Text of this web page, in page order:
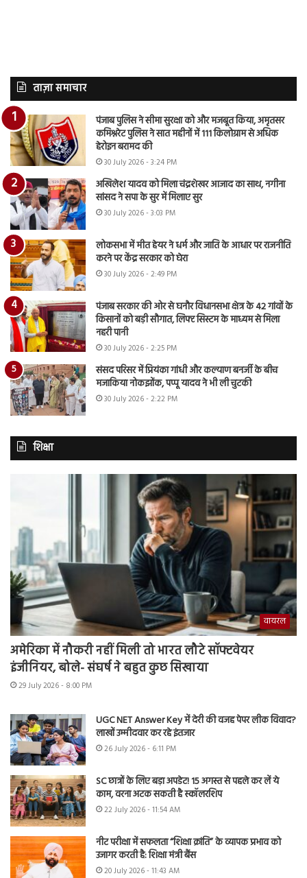
ताज़ा समाचार
पंजाब पुलिस ने सीमा सुरक्षा को और मजबूत किया, अमृतसर
कमिश्नरेट पुलिस ने सात महीनों में 111 किलोग्राम से अधिक
हेरोइन बरामद की
30 July 2026 - 3:24 PM
अखिलेश यादव को मिला चंद्रशेखर आजाद का साथ, नगीना
सांसद ने सपा के सुर में मिलाए सुर
30 July 2026 - 3:03 PM
लोकसभा में मीत हेयर ने धर्म और जाति के आधार पर राजनीति
करने पर केंद्र सरकार को घेरा
30 July 2026 - 2:49 PM
पंजाब सरकार की ओर से घनौर विधानसभा क्षेत्र के 42 गांवों के
किसानों को बड़ी सौगात, लिफ्ट सिस्टम के माध्यम से मिला
नहरी पानी
30 July 2026 - 2:25 PM
संसद परिसर में प्रियंका गांधी और कल्याण बनर्जी के बीच
मजाकिया नोकझोंक, पप्पू यादव ने भी ली चुटकी
30 July 2026 - 2:22 PM
शिक्षा
वायरल
अमेरिका में नौकरी नहीं मिली तो भारत लौटे सॉफ्टवेयर
इंजीनियर, बोले- संघर्ष ने बहुत कुछ सिखाया
29 July 2026 - 8:00 PM
UGC NET Answer Key में देरी की वजह पेपर लीक विवाद?
लाखों उम्मीदवार कर रहे इंतजार
26 July 2026 - 6:11 PM
SC छात्रों के लिए बड़ा अपडेट! 15 अगस्त से पहले कर लें ये
काम, वरना अटक सकती है स्कॉलरशिप
22 July 2026 - 11:54 AM
नीट परीक्षा में सफलता “शिक्षा क्रांति” के व्यापक प्रभाव को
उजागर करती है: शिक्षा मंत्री बैंस
20 July 2026 - 11:43 AM